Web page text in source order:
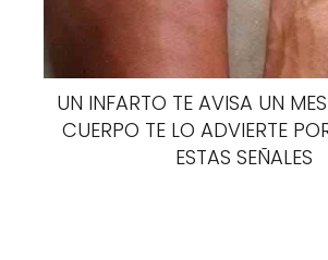
UN INFARTO TE AVISA UN
CUERPO TE LO ADVIERTE
ESTAS SEÑALES